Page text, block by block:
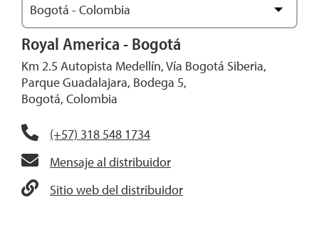
Bogotá - Colombia
Ver mapa
Royal America - Bogotá
Km 2.5 Autopista Medellín, Vía Bogotá Siberia,
Parque Guadalajara, Bodega 5,
Bogotá, Colombia
(+57) 318 548 1734
Mensaje al distribuidor
Sitio web del distribuidor